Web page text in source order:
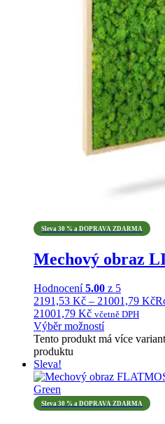
Sleva 30 % a DOPRAVA ZDARMA
Mechový obraz
Hodnocení5.00 z 5
2191,53 Kč – 21001,79 Kč
21001,79 Kč včetně DPH
Výběr možností
Tento produkt má více
produktu
Sleva!
Sleva 30 % a DOPRAVA ZDARMA